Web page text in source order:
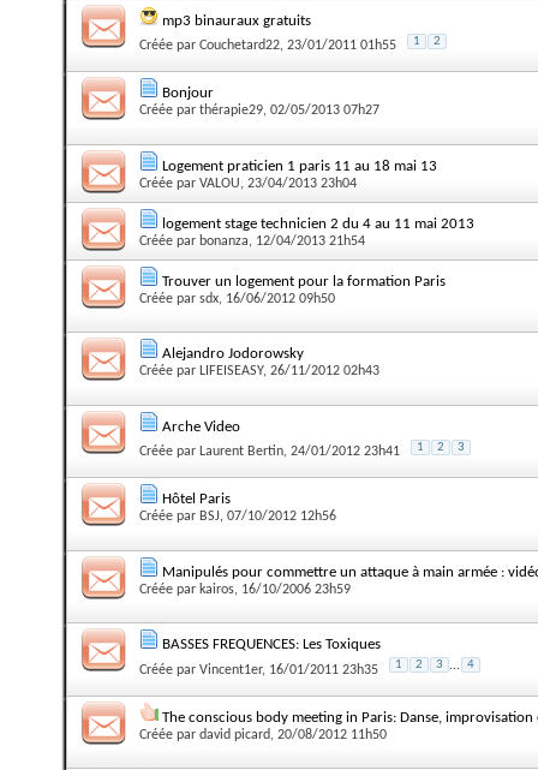
mp3 binauraux gratuits
Créée par Couchetard22, 23/01/2011 01h55 1 2
Bonjour
Créée par thérapie29, 02/05/2013 07h27
Logement praticien 1 paris 11 au 18 mai 13
Créée par VALOU, 23/04/2013 23h04
logement stage technicien 2 du 4 au 11 mai 2013
Créée par bonanza, 12/04/2013 21h54
Trouver un logement pour la formation Paris
Créée par sdx, 16/06/2012 09h50
Alejandro Jodorowsky
Créée par LIFEISEASY, 26/11/2012 02h43
Arche Video
Créée par Laurent Bertin, 24/01/2012 23h41 1 2 3
Hôtel Paris
Créée par BSJ, 07/10/2012 12h56
Manipulés pour commettre un attaque à main armée :
Créée par kairos, 16/10/2006 23h59
BASSES FREQUENCES: Les Toxiques
Créée par Vincent1er, 16/01/2011 23h35 1 2 3 ... 4
The conscious body meeting in Paris: Danse, improvisation
Créée par david picard, 20/08/2012 11h50